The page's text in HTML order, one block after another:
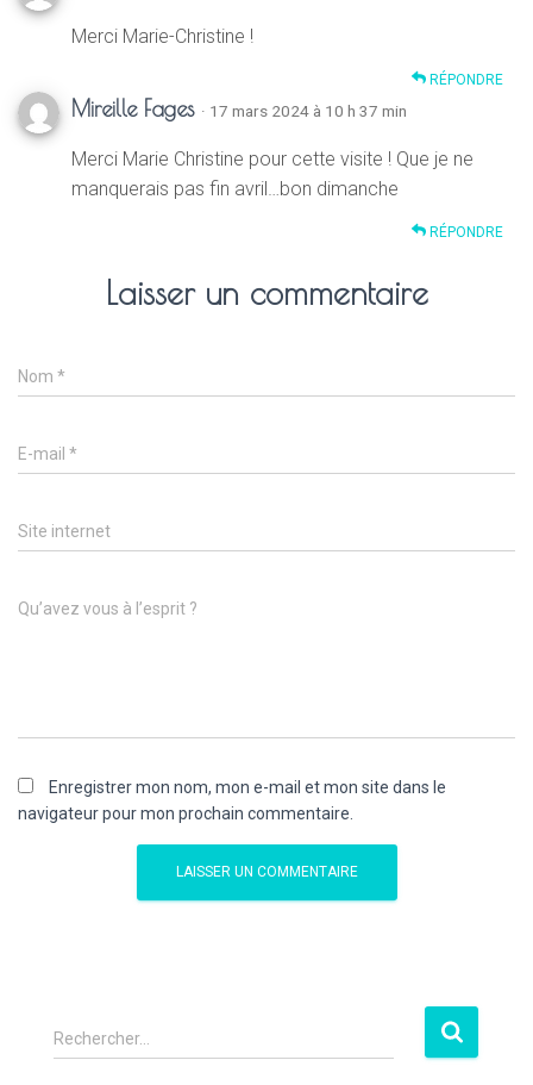
Merci Marie-Christine !
RÉPONDRE
Mireille Fages · 17 mars 2024 à 10 h 37 min
Merci Marie Christine pour cette visite ! Que je ne
manquerais pas fin avril…bon dimanche
RÉPONDRE
Laisser un commentaire
Nom *
E-mail *
Site internet
Qu’avez vous à l’esprit ?
Enregistrer mon nom, mon e-mail et mon site dans le
navigateur pour mon prochain commentaire.
Rechercher…